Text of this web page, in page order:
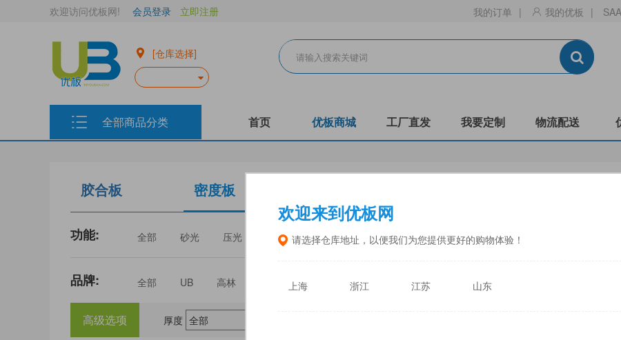
欢迎来到优板网
请选择仓库地址，以便我们为您提供更好的购物体验！
上海 浙江 江苏 山东
欢迎访问优板网! 会员登录 立即注册 我的订单 | 我的优板 |
[仓库选择]
全部商品分类 首页 优板商城 工厂直发 我要定制 物流配送
胶合板 密度板
功能: 全部 砂光 压光 家具 门板 镂铣 非标 阻燃B1-C 防潮
品牌: 全部 UB 高林 中福 佳诺威 佳诺威薄板 永林蓝豹
三威
建瓯福人
高级选项 厚度